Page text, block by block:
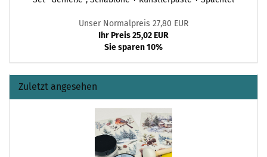
Unser Normalpreis 27,80 EUR
Ihr Preis 25,02 EUR
Sie sparen 10%
Zuletzt angesehen